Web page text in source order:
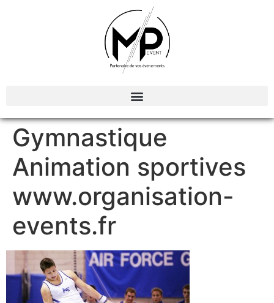
Gymnastique
Animation sportives
www.organisation-
events.fr